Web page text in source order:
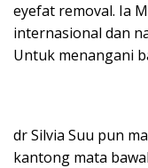
eyefat removal. Ia
internasional dan
Untuk menangani
dr Silvia Suu pun
kantong mata